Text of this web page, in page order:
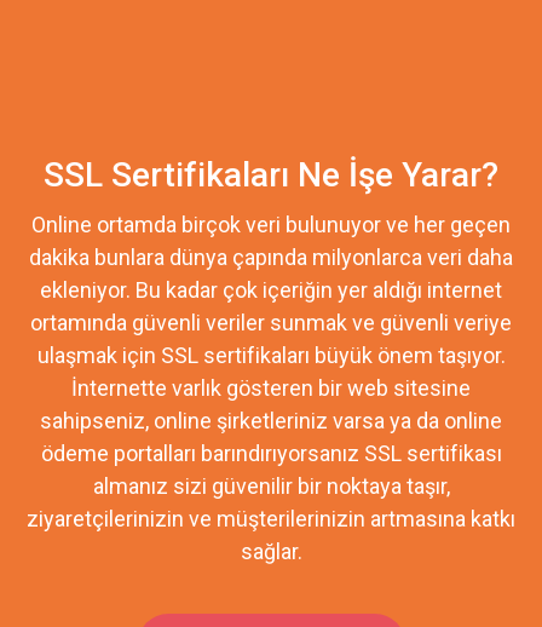
SSL Sertifikaları Ne İşe Yarar?
Online ortamda birçok veri bulunuyor ve her geçen
dakika bunlara dünya çapında milyonlarca veri daha
ekleniyor. Bu kadar çok içeriğin yer aldığı internet
ortamında güvenli veriler sunmak ve güvenli veriye
ulaşmak için SSL sertifikaları büyük önem taşıyor.
İnternette varlık gösteren bir web sitesine
sahipseniz, online şirketleriniz varsa ya da online
ödeme portalları barındırıyorsanız SSL sertifikası
almanız sizi güvenilir bir noktaya taşır,
ziyaretçilerinizin ve müşterilerinizin artmasına katkı
sağlar.